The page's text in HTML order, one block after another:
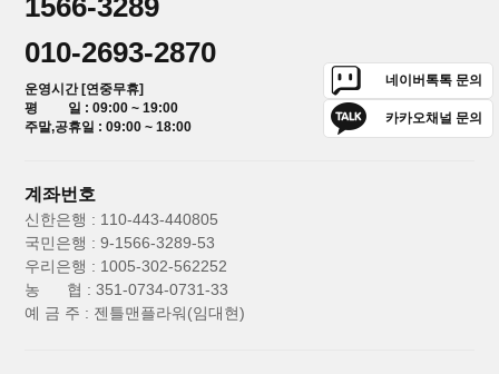
010-2693-2870
운영시간 [연중무휴]
평 일 : 09:00 ~ 19:00
주말,공휴일 : 09:00 ~ 18:00
네이버톡톡 문의
카카오채널 문의
계좌번호
신한은행 : 110-443-440805
국민은행 : 9-1566-3289-53
우리은행 : 1005-302-562252
농 협 : 351-0734-0731-33
예 금 주 : 젠틀맨플라워(임대현)